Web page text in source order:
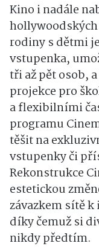
Kino i nadále
rodiny s dětmi
vstupenka,
tři až pět osob,
projekce pro
a flexibilními
programu
těšit na
vstupenky či
Rekonstrukce
estetickou
závazkem sítě
díky čemuž si
nikdy předtím.